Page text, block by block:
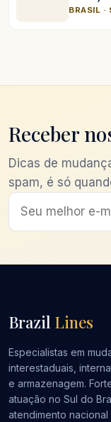
BRASIL ·
Receber
Dicas de
spam, é só
Brazil Lines
Especialistas em
interestaduais,
e armazenagem.
atuação no Sul do
atendimento nacional